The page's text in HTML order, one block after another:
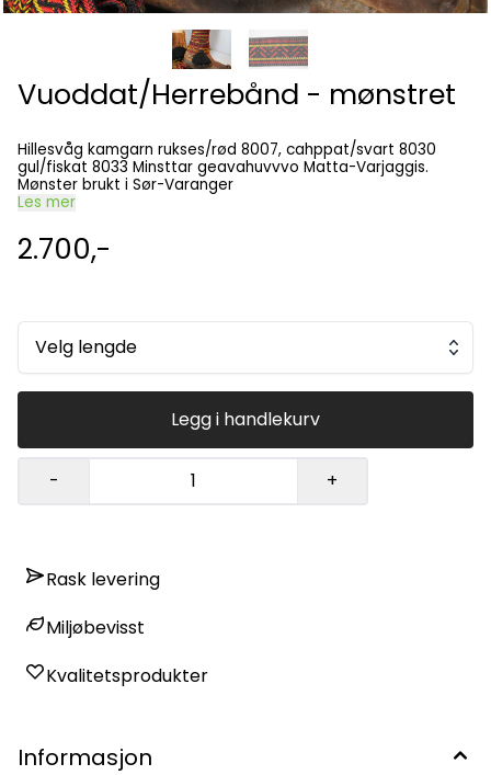
Vuoddat/Herrebånd - mønstret
Hillesvåg kamgarn rukses/rød 8007, cahppat/svart 8030
gul/fiskat 8033 Minsttar geavahuvvvo Matta-Varjaggis.
Mønster brukt i Sør-Varanger
Les mer
2.700,-
Velg lengde
Legg i handlekurv
- +
Rask levering
Miljøbevisst
Kvalitetsprodukter
Informasjon